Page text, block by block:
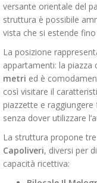
versante orientale del
struttura è possibile
vista che si estende fino
La posizione
appartamenti: la piazza
metri ed è
così visitare il
piazzette e
senza dover utilizzare
La struttura propone tre
Capoliveri, diversi per
capacità ricettiva: